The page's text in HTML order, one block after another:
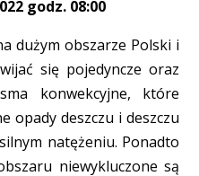
godz. 08:00
dużym obszarze Polski i
się pojedyncze oraz
konwekcyjne, które
opady deszczu i deszczu
natężeniu. Ponadto
niewykluczone są